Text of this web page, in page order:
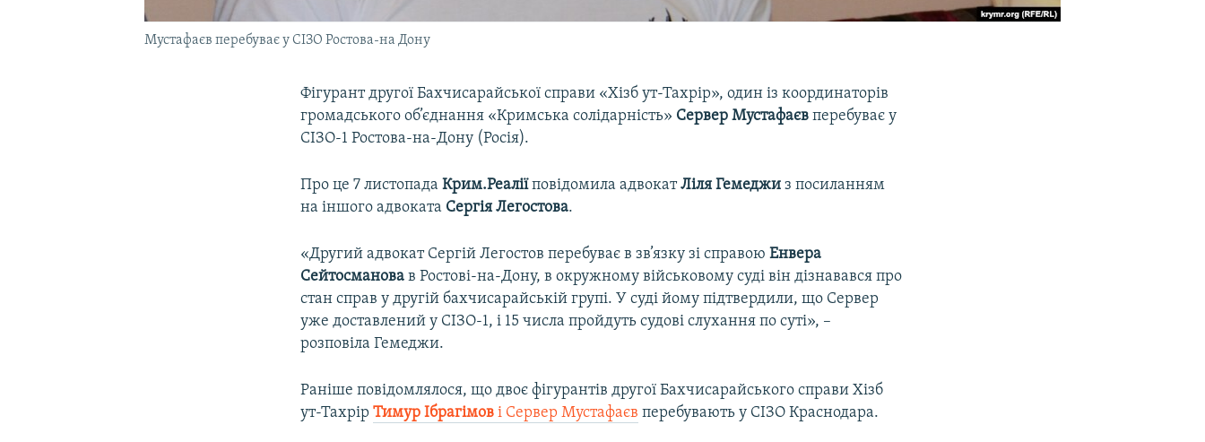
Мустафаєв перебуває у СІЗО Ростова-на Дону
Фігурант другої Бахчисарайської справи «Хізб ут-Тахрір», один із координаторів
громадського об’єднання «Кримська солідарність» Сервер Мустафаєв перебуває у
СІЗО-1 Ростова-на-Дону (Росія).
Про це 7 листопадаКрим.Реаліїповідомила адвокатЛіля Гемеджи з посиланням
на іншого адвоката Сергія Легостова.
«Другий адвокат Сергій Легостов перебуває в зв’язку зі справоюЕнвера
Сейтосманова в Ростові-на-Дону, в окружному військовому суді він дізнавався про
стан справ у другій бахчисарайській групі. У суді йому підтвердили, що Сервер
уже доставлений у СІЗО-1, і 15 числа пройдуть судові слухання по суті», –
розповіла Гемеджи.
Раніше повідомлялося, що двоє фігурантів другої Бахчисарайського справи Хізб
ут-ТахрірТимур Ібрагімов і Сервер Мустафаєв перебувають у СІЗО Краснодара.